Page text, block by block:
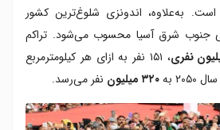
به‌علاوه، اندونزی شلوغ‌ترین کشور
جنوب شرق آسیا محسوب می‌شود. تراکم
، ۱۵۱ نفر به ازای هر کیلومترمربع
به
۳۲۰ میلیون نفر می‌رسد.